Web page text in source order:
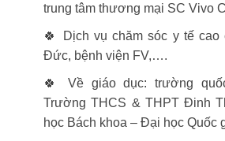
trung tâm thương mại SC Vivo
🍀 Dịch vụ chăm sóc y tế cao
Đức, bệnh viện FV,….
🍀 Về giáo dục: trường
Trường THCS & THPT Đinh
học Bách khoa – Đại học Quốc